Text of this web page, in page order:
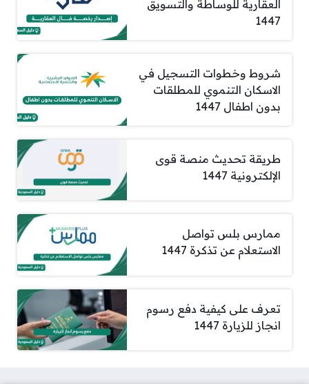
العقارية للوساطة والتسويق
1447
شروط وخطوات التسجيل في
الاسكان التنموي للمطلقات
بدون اطفال 1447
طريقة تحديث منصة قوى
الإلكترونية 1447
ممارس بلس تواصل
الاستعلام عن تذكرة 1447
تعرف على كيفية دفع رسوم
انجاز للزيارة 1447